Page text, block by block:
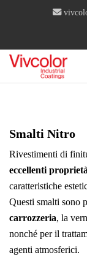
Smalti Nitro
Rivestimenti di
eccellenti
caratteristiche
Questi smalti sono
carrozzeria, la
nonché per il
agenti atmosferici.